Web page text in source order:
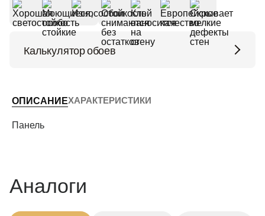
Калькулятор обоев
Периметр комнаты (м)
ОПИСАНИЕХАРАКТЕРИСТИКИ
Панель
Аналоги